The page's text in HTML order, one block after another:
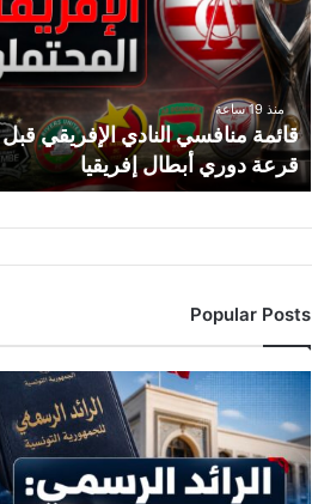
الإفريقي
قبل
قرعة
دوري
أبطال
إفريقيا
منذ 19 ساعة
قائمة منافسي النادي الإفريقي قبل
قرعة دوري أبطال إفريقيا
Popular Posts